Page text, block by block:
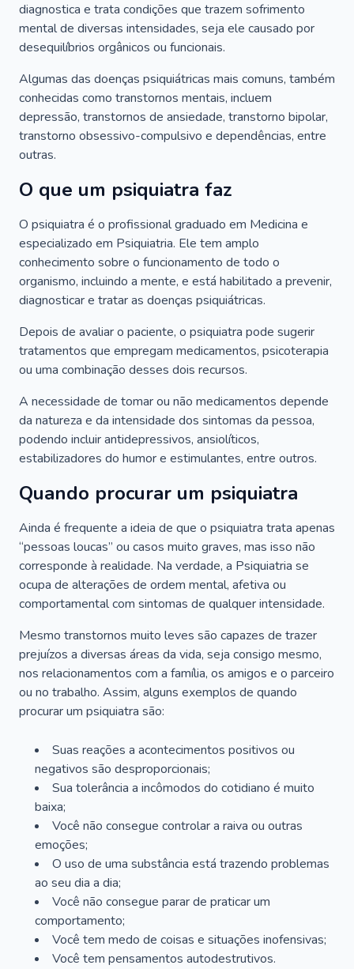
diagnostica e trata condições que trazem sofrimento
mental de diversas intensidades, seja ele causado por
desequilíbrios orgânicos ou funcionais.
Algumas das doenças psiquiátricas mais comuns, também
conhecidas como transtornos mentais, incluem
depressão, transtornos de ansiedade, transtorno bipolar,
transtorno obsessivo-compulsivo e dependências, entre
outras.
O que um psiquiatra faz
O psiquiatra é o profissional graduado em Medicina e
especializado em Psiquiatria. Ele tem amplo
conhecimento sobre o funcionamento de todo o
organismo, incluindo a mente, e está habilitado a prevenir,
diagnosticar e tratar as doenças psiquiátricas.
Depois de avaliar o paciente, o psiquiatra pode sugerir
tratamentos que empregam medicamentos, psicoterapia
ou uma combinação desses dois recursos.
A necessidade de tomar ou não medicamentos depende
da natureza e da intensidade dos sintomas da pessoa,
podendo incluir antidepressivos, ansiolíticos,
estabilizadores do humor e estimulantes, entre outros.
Quando procurar um psiquiatra
Ainda é frequente a ideia de que o psiquiatra trata apenas
“pessoas loucas” ou casos muito graves, mas isso não
corresponde à realidade. Na verdade, a Psiquiatria se
ocupa de alterações de ordem mental, afetiva ou
comportamental com sintomas de qualquer intensidade.
Mesmo transtornos muito leves são capazes de trazer
prejuízos a diversas áreas da vida, seja consigo mesmo,
nos relacionamentos com a família, os amigos e o parceiro
ou no trabalho. Assim, alguns exemplos de quando
procurar um psiquiatra são:
Suas reações a acontecimentos positivos ou
negativos são desproporcionais;
Sua tolerância a incômodos do cotidiano é muito
baixa;
Você não consegue controlar a raiva ou outras
emoções;
O uso de uma substância está trazendo problemas
ao seu dia a dia;
Você não consegue parar de praticar um
comportamento;
Você tem medo de coisas e situações inofensivas;
Você tem pensamentos autodestrutivos.